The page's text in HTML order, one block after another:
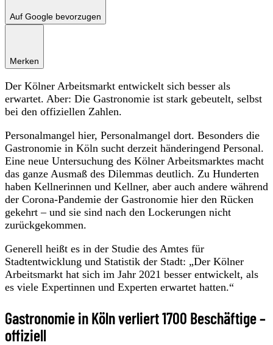
Auf Google bevorzugen
Merken
Der Kölner Arbeitsmarkt entwickelt sich besser als
erwartet. Aber: Die Gastronomie ist stark gebeutelt, selbst
bei den offiziellen Zahlen.
Personalmangel hier, Personalmangel dort. Besonders die
Gastronomie in Köln sucht derzeit händeringend Personal.
Eine neue Untersuchung des Kölner Arbeitsmarktes macht
das ganze Ausmaß des Dilemmas deutlich. Zu Hunderten
haben Kellnerinnen und Kellner, aber auch andere während
der Corona-Pandemie der Gastronomie hier den Rücken
gekehrt – und sie sind nach den Lockerungen nicht
zurückgekommen.
Generell heißt es in der Studie des Amtes für
Stadtentwicklung und Statistik der Stadt: „Der Kölner
Arbeitsmarkt hat sich im Jahr 2021 besser entwickelt, als
es viele Expertinnen und Experten erwartet hatten.“
Gastronomie in Köln verliert 1700 Beschäftige –
offiziell